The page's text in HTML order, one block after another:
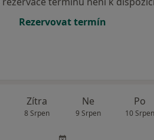
Rezervovat termín
Zítra
8 Srpen
Ne
9 Srpen
Po
10 Srpen